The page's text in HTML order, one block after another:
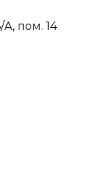
А, пом. 14